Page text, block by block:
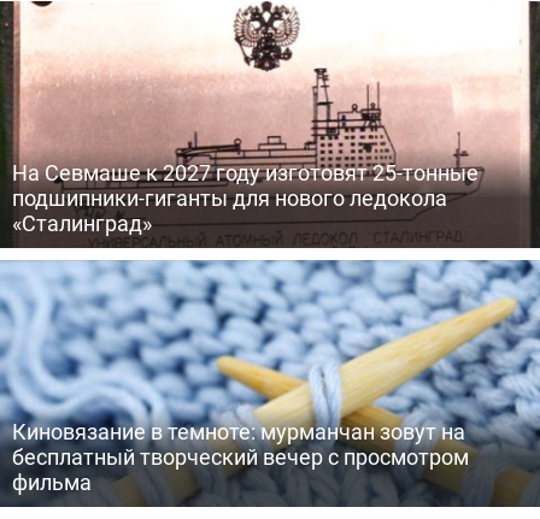
На Севмаше к 2027 году изготовят 25-тонные
подшипники-гиганты для нового ледокола
«Сталинград»
Киновязание в темноте: мурманчан зовут на
бесплатный творческий вечер с просмотром
фильма